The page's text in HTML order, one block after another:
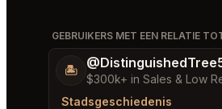
GEBRUIKERS MET EEN RELATIE
🏝️
$300k+ in Sales & Low
Stadsgeschiedenis